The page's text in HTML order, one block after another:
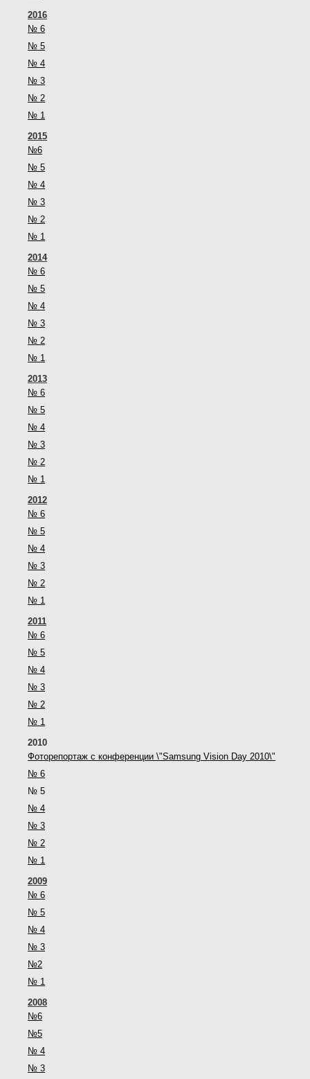
2016
№ 6
№ 5
№ 4
№ 3
№ 2
№ 1
2015
№6
№ 5
№ 4
№ 3
№ 2
№ 1
2014
№ 6
№ 5
№ 4
№ 3
№ 2
№ 1
2013
№ 6
№ 5
№ 4
№ 3
№ 2
№ 1
2012
№ 6
№ 5
№ 4
№ 3
№ 2
№ 1
2011
№ 6
№ 5
№ 4
№ 3
№ 2
№ 1
2010
Фоторепортаж с конференции \"Samsung Vision Day 2010\"
№ 6
№ 5
№ 4
№ 3
№ 2
№ 1
2009
№ 6
№ 5
№ 4
№ 3
№2
№ 1
2008
№6
№5
№ 4
№ 3